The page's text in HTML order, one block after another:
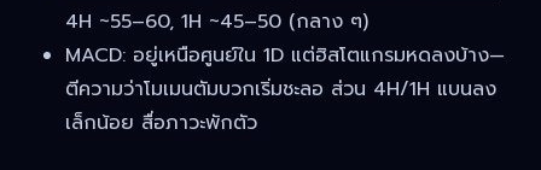
4H ~55–60, 1H ~45–50 (กลาง ๆ)
MACD: อยู่เหนือศูนย์ใน 1D แต่ฮิสโตแกรมหดลงบ้าง—
ตีความว่าโมเมนตัมบวกเริ่มชะลอ ส่วน 4H/1H แบนลง
เล็กน้อย สื่อภาวะพักตัว